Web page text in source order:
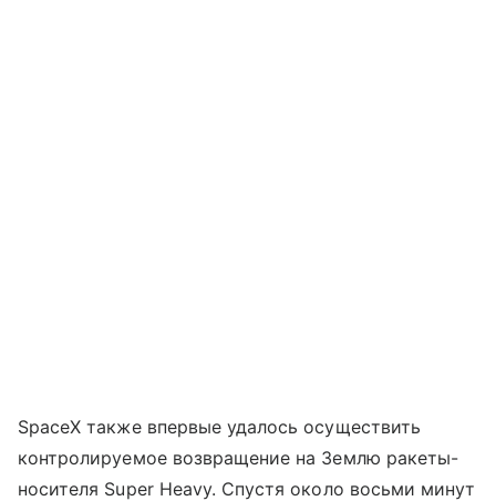
SpaceX также впервые удалось осуществить
контролируемое возвращение на Землю ракеты-
носителя Super Heavy. Спустя около восьми минут